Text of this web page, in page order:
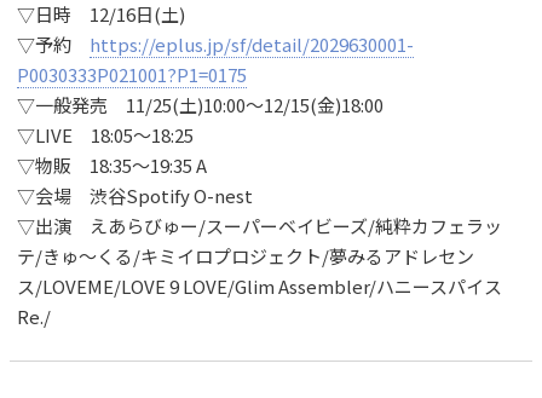
▽日時 12/16日(土)
▽予約 https://eplus.jp/sf/detail/2029630001-
P0030333P021001?P1=0175
▽一般発売 11/25(土)10:00～12/15(金)18:00
▽LIVE 18:05〜18:25
▽物販 18:35〜19:35 A
▽会場 渋谷Spotify O-nest
▽出演 えあらびゅー/スーパーベイビーズ/純粋カフェラッ
テ/きゅ～くる/キミイロプロジェクト/夢みるアドレセン
ス/LOVEME/LOVE 9 LOVE/Glim Assembler/ハニースパイス
Re./